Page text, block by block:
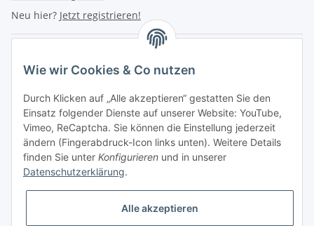
Neu hier? Jetzt registrieren!
Hauptplatz 4
2870 Aspang
eMail: info@turboloch.at
Tel: +43 (0)660/1314150
Di - Fr 9-17 Uhr / Fr 9-12 Uhr
Wie wir Cookies & Co nutzen
Durch Klicken auf „Alle akzeptieren“ gestatten Sie den
Einsatz folgender Dienste auf unserer Website: YouTube,
Vimeo, ReCaptcha. Sie können die Einstellung jederzeit
ändern (Fingerabdruck-Icon links unten). Weitere Details
finden Sie unter Konfigurieren und in unserer
Datenschutzerklärung.
Alle akzeptieren